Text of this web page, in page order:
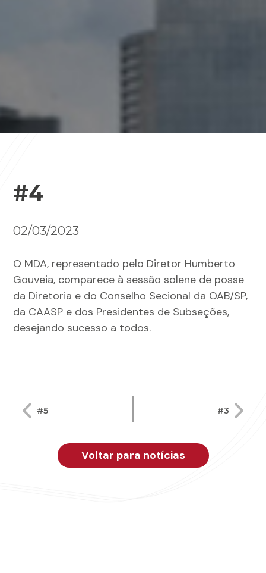
#4
02/03/2023
O MDA, representado pelo Diretor Humberto
Gouveia, comparece à sessão solene de posse
da Diretoria e do Conselho Secional da OAB/SP,
da CAASP e dos Presidentes de Subseções,
desejando sucesso a todos.
Navegação
#5 #3
Voltar para notícias